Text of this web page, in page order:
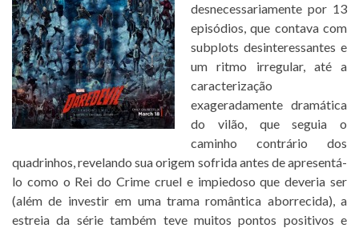
desnecessariamente por 13
episódios, que contava com
subplots desinteressantes e
um ritmo irregular, até a
caracterização
exageradamente dramática
do vilão, que seguia o
caminho contrário dos
quadrinhos, revelando sua origem sofrida antes de apresentá-
lo como o Rei do Crime cruel e impiedoso que deveria ser
(além de investir em uma trama romântica aborrecida), a
estreia da série também teve muitos pontos positivos e